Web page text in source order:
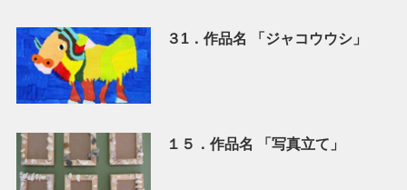
３1．作品名 「ジャコウウシ」
１５．作品名 「写真立て」